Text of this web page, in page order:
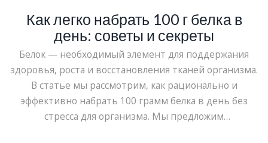
Как легко набрать 100 г белка в
день: советы и секреты
Белок — необходимый элемент для поддержания
здоровья, роста и восстановления тканей организма.
В статье мы рассмотрим, как рационально и
эффективно набрать 100 грамм белка в день без
стресса для организма. Мы предложим